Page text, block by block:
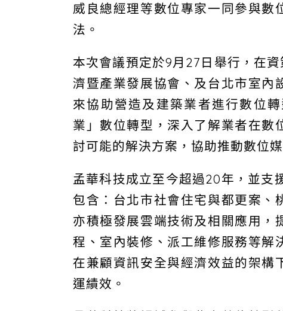
威良總經理等數位專家一同參與數
法。
本次會議預定於9月27日舉行，在
濟暨產業發展協會、及台北市室內
來協助營造及建築業者進行數位
業」數位轉型，深入了解業者在數
討可能的解決方案，協助推動數位媒
孟華科技成立至今超過20年，並支
包含：台北市社會住宅與都更案、
亦積極發展雲端技術及相關應用，
程、室內裝修、派工維修服務等解
在兼顧資訊安全與經濟效益的架構
運績效。